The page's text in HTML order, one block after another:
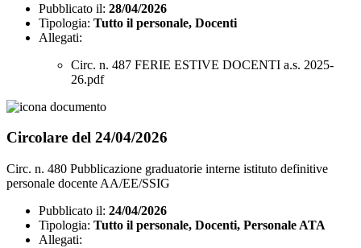
Pubblicato il: 28/04/2026
Tipologia: Tutto il personale, Docenti
Allegati:
Circ. n. 487 FERIE ESTIVE DOCENTI a.s. 2025-
26.pdf
Circolare del 24/04/2026
Circ. n. 480 Pubblicazione graduatorie interne istituto definitive
personale docente AA/EE/SSIG
Pubblicato il: 24/04/2026
Tipologia: Tutto il personale, Docenti, Personale ATA
Allegati: